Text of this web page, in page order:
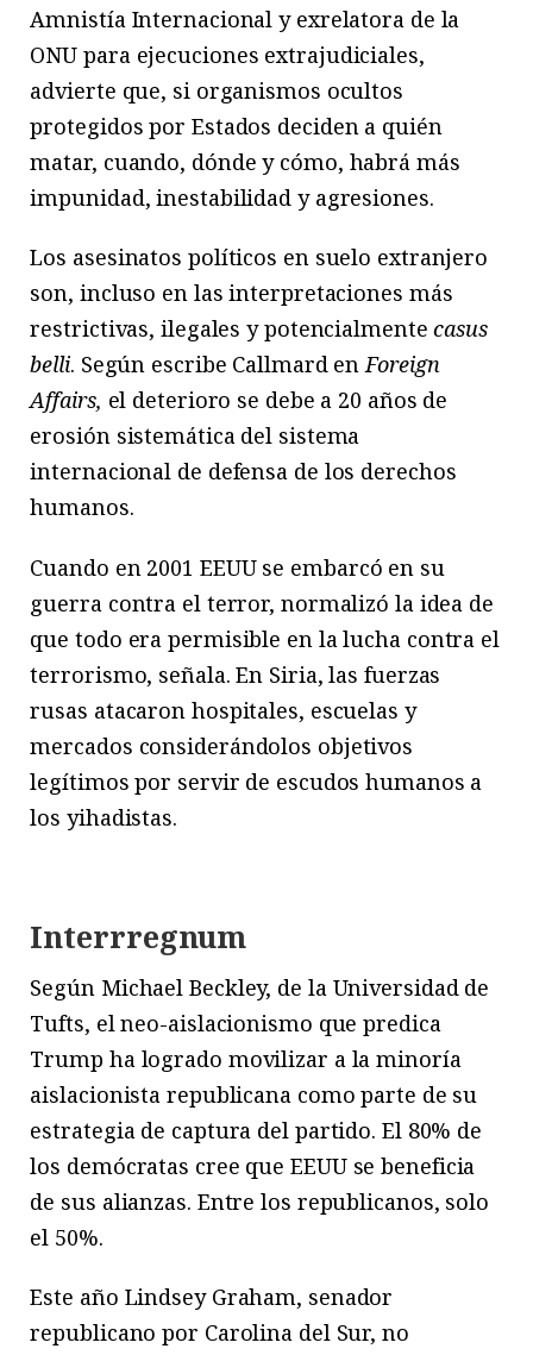
Amnistía Internacional y exrelatora de la
ONU para ejecuciones extrajudiciales,
advierte que, si organismos ocultos
protegidos por Estados deciden a quién
matar, cuando, dónde y cómo, habrá más
impunidad, inestabilidad y agresiones.
Los asesinatos políticos en suelo extranjero
son, incluso en las interpretaciones más
restrictivas, ilegales y potencialmentecasus
belli. Según escribe Callmard enForeign
Affairs, el deterioro se debe a 20 años de
erosión sistemática del sistema
internacional de defensa de los derechos
humanos.
Cuando en 2001 EEUU se embarcó en su
guerra contra el terror, normalizó la idea de
que todo era permisible en la lucha contra el
terrorismo, señala. En Siria, las fuerzas
rusas atacaron hospitales, escuelas y
mercados considerándolos objetivos
legítimos por servir de escudos humanos a
los yihadistas.
Interrregnum
Según Michael Beckley, de la Universidad de
Tufts, el neo-aislacionismo que predica
Trump ha logrado movilizar a la minoría
aislacionista republicana como parte de su
estrategia de captura del partido. El 80% de
los demócratas cree que EEUU se beneficia
de sus alianzas. Entre los republicanos, solo
el 50%.
Este año Lindsey Graham, senador
republicano por Carolina del Sur, no